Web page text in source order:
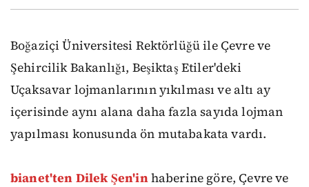
Boğaziçi Üniversitesi Rektörlüğü ile Çevre ve
Şehircilik Bakanlığı, Beşiktaş Etiler'deki
Uçaksavar lojmanlarının yıkılması ve altı ay
içerisinde aynı alana daha fazla sayıda lojman
yapılması konusunda ön mutabakata vardı.
bianet'ten Dilek Şen'inhaberine göre, Çevre ve